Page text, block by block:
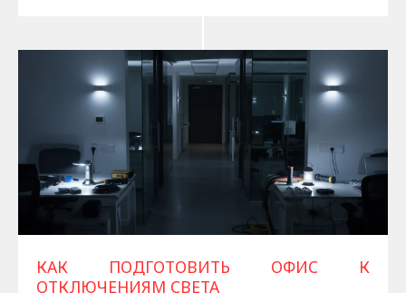
КАК ПОДГОТОВИТЬ ОФИС К
ОТКЛЮЧЕНИЯМ СВЕТА